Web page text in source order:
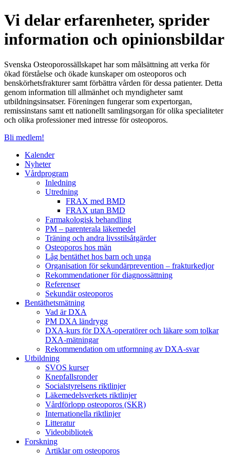
Vi delar erfarenheter, sprider
information och opinionsbildar
Svenska Osteoporossällskapet har som målsättning att verka för
ökad förståelse och ökade kunskaper om osteoporos och
benskörhetsfrakturer samt förbättra vården för dessa patienter. Detta
genom information till allmänhet och myndigheter samt
utbildningsinsatser. Föreningen fungerar som expertorgan,
remissinstans samt ett nationellt samlingsorgan för olika specialiteter
och olika professioner med intresse för osteoporos.
Bli medlem!
Kalender
Nyheter
Vårdprogram
Inledning
Utredning
FRAX med BMD
FRAX utan BMD
Farmakologisk behandling
PM – parenterala läkemedel
Träning och andra livsstilsåtgärder
Osteoporos hos män
Låg bentäthet hos barn och unga
Organisation för sekundärprevention – frakturkedjor
Rekommendationer för diagnossättning
Referenser
Sekundär osteoporos
Bentäthetsmätning
Vad är DXA
PM DXA ländrygg
DXA-kurs för DXA-operatörer och läkare som tolkar
DXA-mätningar
Rekommendation om utformning av DXA-svar
Utbildning
SVOS kurser
Knepfallsronder
Socialstyrelsens riktlinjer
Läkemedelsverkets riktlinjer
Vårdförlopp osteoporos (SKR)
Internationella riktlinjer
Litteratur
Videobibliotek
Forskning
Artiklar om osteoporos